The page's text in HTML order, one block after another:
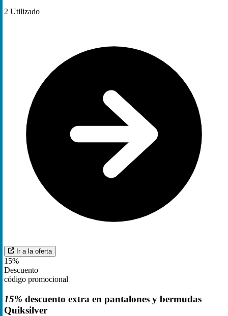
2 Utilizado
Ir a la oferta
15%
Descuento
código promocional
15% descuento extra en pantalones y bermudas
Quiksilver